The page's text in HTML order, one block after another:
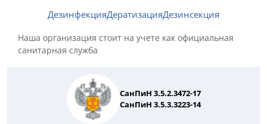
ДезинфекцияДератизацияДезинсекция
Наша организация стоит на учете как официальная
санитарная служба
СанПиН 3.5.2.3472-17
СанПиН 3.5.3.3223-14